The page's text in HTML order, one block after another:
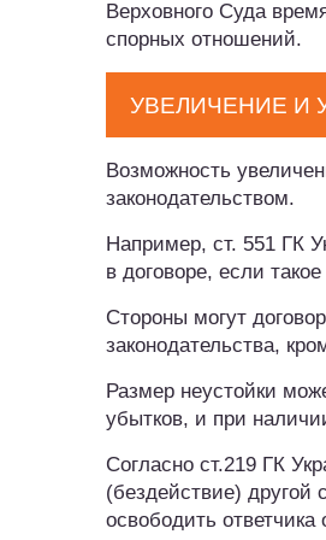
Верховного Суда
спорных отношений.
УВЕЛИЧЕНИЕ И
Возможность
законодательством.
Например, ст. 551 ГК
в договоре, если
Стороны могут
законодательства,
Размер неустойки
убытков, и при
Согласно ст.219 ГК
(бездействие) другой
освободить ответчика